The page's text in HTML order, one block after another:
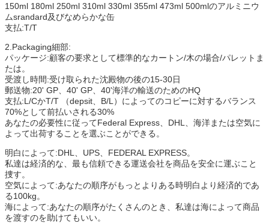
150ml 180ml 250ml 310ml 330ml 355ml 473ml 500mlのアルミニウ
ムsrandard及びなめらかな缶
支払:T/T
2.Packaging細部:
パッケージ:顧客の要求として標準的なカートン/木の場合/パレットま
たは。
受渡し時間:受け取られた沈殿物の後の15-30日
郵送物:20' GP、40' GP、40'海洋の輸送のためのHQ
支払:L/CかT/T （depsit、B/L）によってのコピーに対するバランス
70%として前払いされる30%
あなたの必要性に従ってFederal Express、DHL、海洋または空気に
よって出荷することを選ぶことができる。
明白によって:DHL、UPS、FEDERAL EXPRESS。
私達は経済的な、最も信頼できる運送会社を商品を安全に運ぶこと
捜す。
空気によって:あなたの順序がもっとよりある時明白より経済的であ
る100kg。
海によって:あなたの順序がたくさんのとき、私達は海によって商品
を渡すのを助けてもいい。